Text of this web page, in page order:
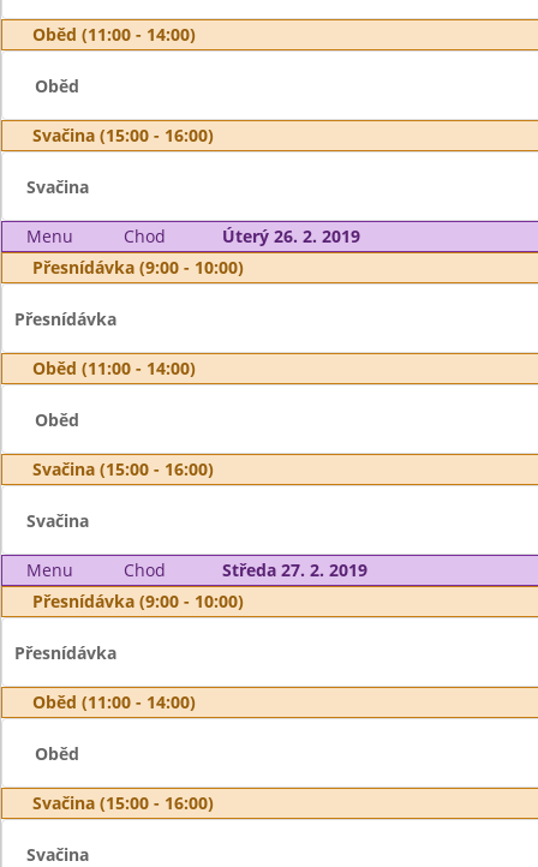
Oběd (11:00 - 14:00)
Oběd
Svačina (15:00 - 16:00)
Svačina
Menu Chod
Úterý 26. 2. 2019
Přesnídávka (9:00 - 10:00)
Přesnídávka
Oběd (11:00 - 14:00)
Oběd
Svačina (15:00 - 16:00)
Svačina
Menu Chod
Středa 27. 2. 2019
Přesnídávka (9:00 - 10:00)
Přesnídávka
Oběd (11:00 - 14:00)
Oběd
Svačina (15:00 - 16:00)
Svačina